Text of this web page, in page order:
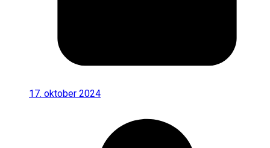
17. oktober 2024